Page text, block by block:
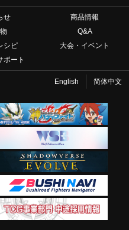
せ
商品情報
Q&A
シピ
大会・イベント
ポート
English 简体中文